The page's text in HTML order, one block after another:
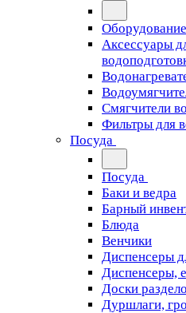
Аксессуары
Смягчители
Фильтры для
Посуда
Посуда
Баки и ведра
Барный
Блюда
Венчики
Диспенсеры
Диспенсеры,
Доски
Дуршлаги,